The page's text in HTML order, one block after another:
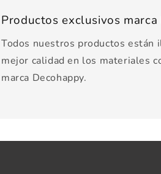
Productos exclusivos
Todos nuestros productos están
mejor calidad en los materiales
marca Decohappy.